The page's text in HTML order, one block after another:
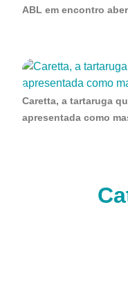
ABL em encontro
Caretta, a tartaruga
apresentada como